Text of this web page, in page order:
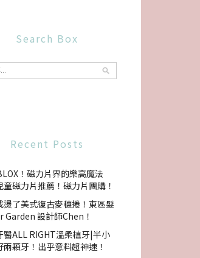
Search Box
Recent Posts
！磁力片界的樂高魔法
童磁力片推薦！磁力片團購！
燙了美式復古麥穗捲！東區髮
Garden 設計師Chen！
醫ALL RIGHT溫柔植牙|半小
兩顆牙！出乎意料超神速！